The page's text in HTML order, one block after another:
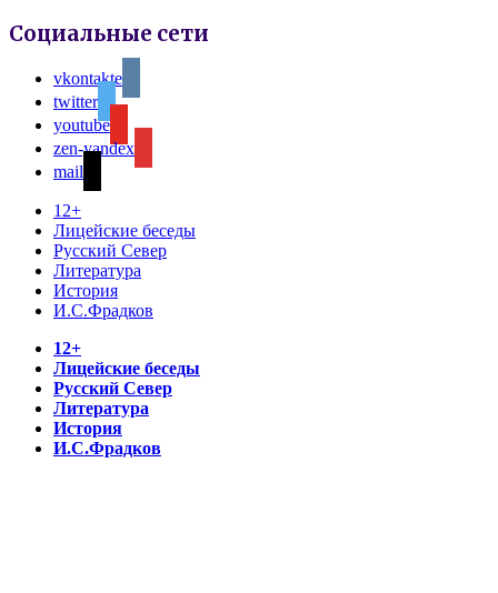
Социальные сети
vkontakte
twitter
youtube
zen-yandex
mail
12+
Лицейские беседы
Русский Север
Литература
История
И.С.Фрадков
12+
Лицейские беседы
Русский Север
Литература
История
И.С.Фрадков